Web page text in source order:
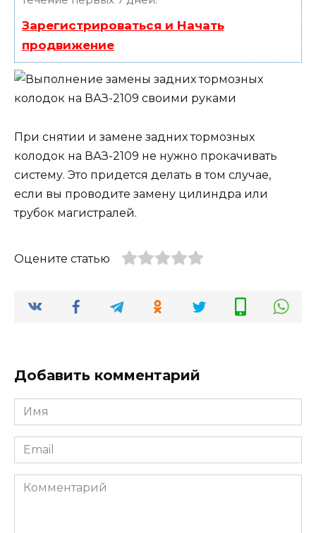
Зарегистрироваться и Начать
продвижение
При снятии и замене задних тормозных
колодок на ВАЗ-2109 не нужно прокачивать
систему. Это придется делать в том случае,
если вы проводите замену цилиндра или
трубок магистралей.
Оцените статью
Добавить комментарий
Имя
*
Email
*
Комментарий